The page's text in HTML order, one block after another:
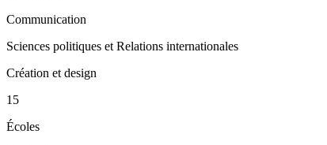
Communication
Sciences politiques et Relations internationales
Création et design
15
Écoles